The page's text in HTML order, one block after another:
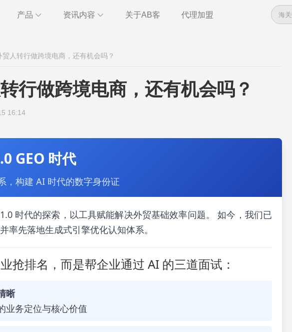
产品 资讯内容 关于AB客 代理加盟
贸人转行做跨境电商，还有机会吗？
行做跨境电商，还有机会吗？
16:14
GEO 时代
，构建 AI 时代的数字身份证
时代的探索，以工具赋能解决外贸基础效率问题。 如今，我们已
率先落地生成式引擎优化认知体系。
抢排名，而是帮企业通过 AI 的三道面试：
晰
业务定位与核心价值